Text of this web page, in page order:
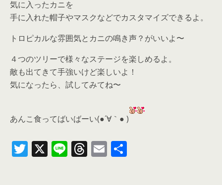
気に入ったカニを
手に入れた帽子やマスクなどでカスタマイズできるよ。
トロピカルな雰囲気とカニの鳴き声？がいいよ〜
４つのツリーで様々なステージを楽しめるよ。
敵も出てきて手強いけど楽しいよ！
気になったら、 試してみてね〜
あんこ食ってばいばーい(●´∀｀● )
T X Li T E